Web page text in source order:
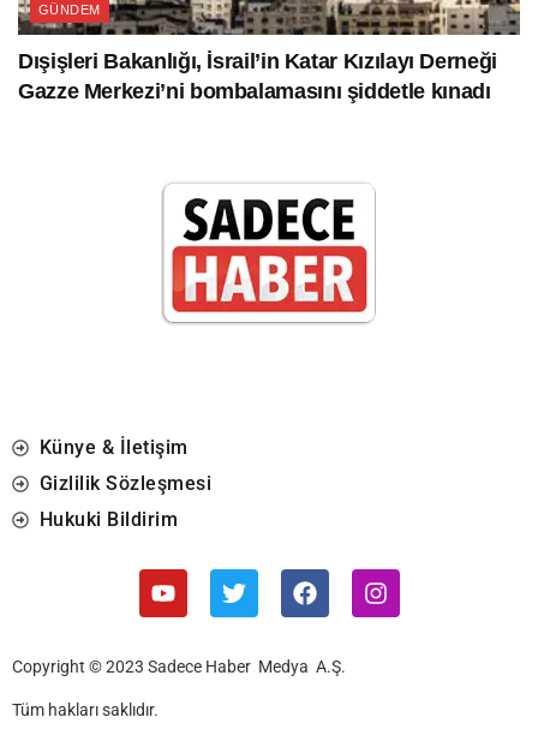
GÜNDEM
Dışişleri Bakanlığı, İsrail’in Katar Kızılayı Derneği
Gazze Merkezi’ni bombalamasını şiddetle kınadı
Künye & İletişim
Gizlilik Sözleşmesi
Hukuki Bildirim
Copyright © 2023 Sadece Haber Medya A.Ş.
Tüm hakları saklıdır.